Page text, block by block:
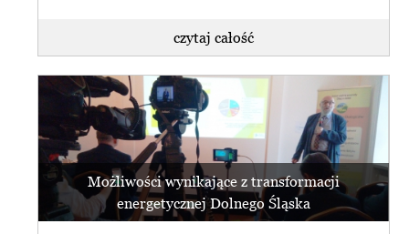
czytaj całość
Możliwości wynikające z transformacji
energetycznej Dolnego Śląska